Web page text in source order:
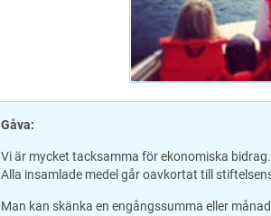
Gåva:
Vi är mycket tacksamma för ekonomiska
Alla insamlade medel går oavkortat till
Man kan skänka en engångssumma eller